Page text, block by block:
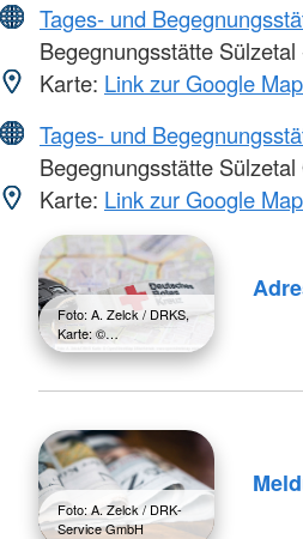
Tages- und
Begegnungsstätte
Karte: Link zur Google
Tages- und
Begegnungsstätte
Karte: Link zur Google
Foto: A. Zelck / DRKS,
Karte: ©…
Foto: A. Zelck / DRK-
Service GmbH